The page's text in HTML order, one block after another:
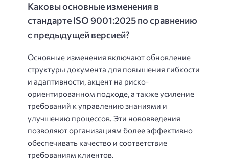
Каковы основные изменения в
стандарте ISO 9001:2025 по сравнению
с предыдущей версией?
Основные изменения включают обновление
структуры документа для повышения гибкости
и адаптивности, акцент на риско-
ориентированном подходе, а также усиление
требований к управлению знаниями и
улучшению процессов. Эти нововведения
позволяют организациям более эффективно
обеспечивать качество и соответствие
требованиям клиентов.